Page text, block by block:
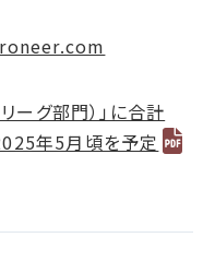
ーグ部門）」に合計
年5月頃を予定